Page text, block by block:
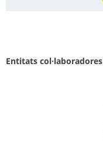
Entitats col·laboradores